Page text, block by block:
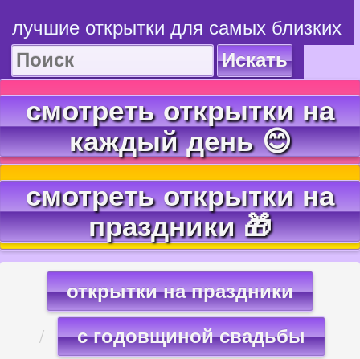
лучшие открытки для самых близких
Искать
смотреть открытки на
каждый день 😊
смотреть открытки на
праздники 🎁
открытки на праздники
с годовщиной свадьбы